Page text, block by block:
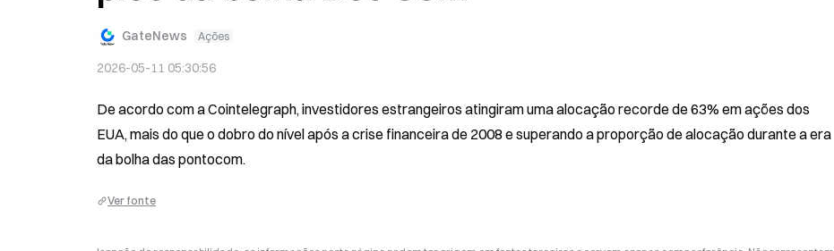
GateNews Ações
2026-05-11 05:30:56
De acordo com a Cointelegraph, investidores estrangeiros atingiram uma alocação recorde de 63% em ações dos
EUA, mais do que o dobro do nível após a crise financeira de 2008 e superando a proporção de alocação durante a era
da bolha das pontocom.
Ver fonte